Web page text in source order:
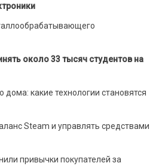
около 33 тысяч студентов на
дома: какие технологии становятся
Steam и управлять средствами
привычки покупателей за